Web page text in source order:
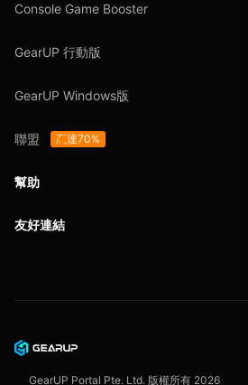
Console Game Booster
GearUP 行動版
GearUP Windows版
聯盟 高達70%
幫助
支援
使用者協定
友好連結
GearUP Portal Pte. Ltd. 版權所有 2026